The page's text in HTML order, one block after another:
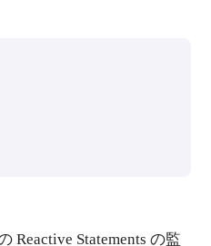
Reactive Statements の監